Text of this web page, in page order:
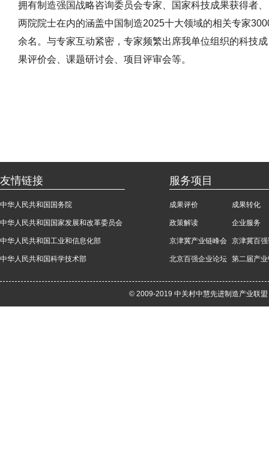
拥有制造强国战略咨询委员会专家、国家科技成果获得者、
两院院士在内的涵盖中国制造2025十大领域的相关专家
余名。与专家互动紧密，专家频繁出席我单位组织的科技成
果评价会、课题研讨会、项目评审会等。
友情链接
中华人民共和国国务院
中华人民共和国国家发展和改革委员会
中华人民共和国工业和信息化部
中华人民共和国科学技术部
服务项目
成果评价 成果转化
政策解读 企业服务
京津冀产业链峰会 京津冀百
北京百强企业论坛 第二届产
© 2009-2019 中关村中慧先进制造产业联